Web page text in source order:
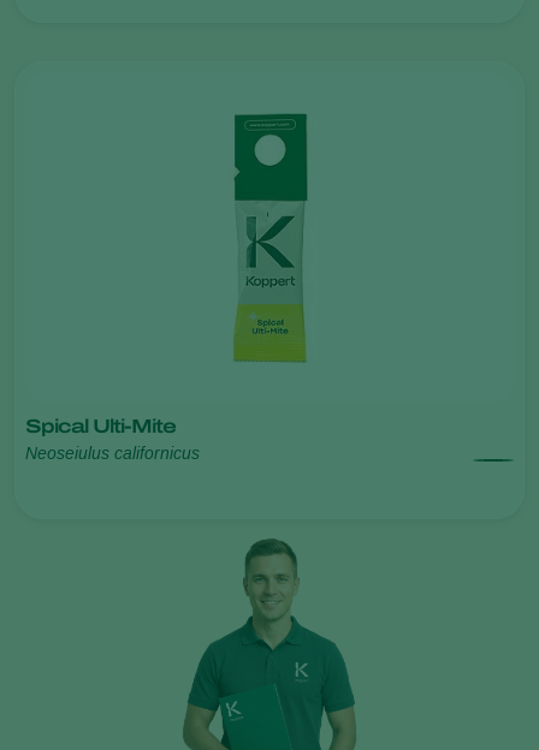
Spical Ulti-Mite
Neoseiulus californicus